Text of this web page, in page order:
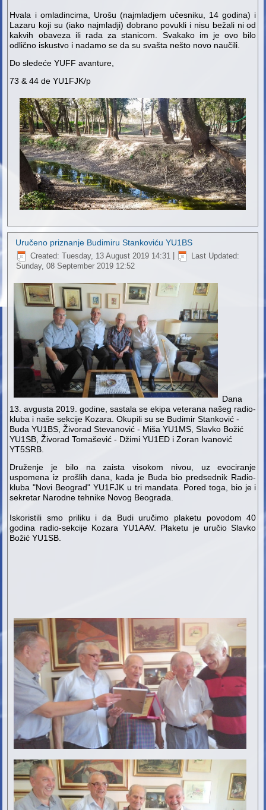
Hvala i omladincima, Urošu (najmladjem učesniku, 14 godina) i
Lazaru koji su (iako najmladji) dobrano povukli i nisu bežali ni od
kakvih obaveza ili rada za stanicom. Svakako im je ovo bilo
odlično iskustvo i nadamo se da su svašta nešto novo naučili.
Do sledeće YUFF avanture,
73 & 44 de YU1FJK/p
Uručeno priznanje Budimiru Stankoviću YU1BS
Created: Tuesday, 13 August 2019 14:31
Last Updated:
Sunday, 08 September 2019 12:52
Dana
13. avgusta 2019. godine, sastala se ekipa veterana našeg radio-
kluba i naše sekcije Kozara. Okupili su se Budimir Stanković -
Buda YU1BS, Živorad Stevanović - Miša YU1MS, Slavko Božić
YU1SB, Živorad Tomašević - Džimi YU1ED i Zoran Ivanović
YT5SRB.
Druženje je bilo na zaista visokom nivou, uz evociranje
uspomena iz prošlih dana, kada je Buda bio predsednik Radio-
kluba "Novi Beograd" YU1FJK u tri mandata. Pored toga, bio je i
sekretar Narodne tehnike Novog Beograda.
Iskoristili smo priliku i da Budi uručimo plaketu povodom 40
godina radio-sekcije Kozara YU1AAV. Plaketu je uručio Slavko
Božić YU1SB.